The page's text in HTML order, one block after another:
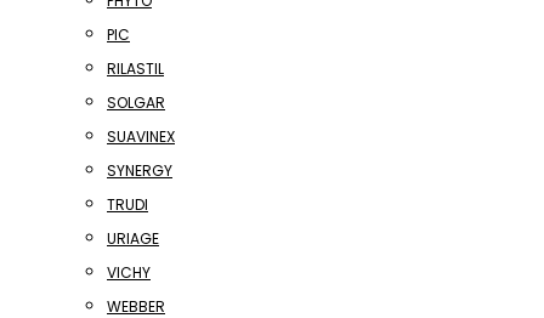
PIC
RILASTIL
SOLGAR
SUAVINEX
SYNERGY
TRUDI
URIAGE
VICHY
WEBBER